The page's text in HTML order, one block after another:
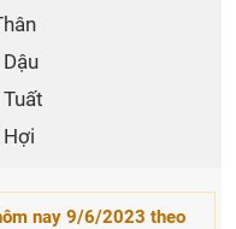
nay 9/6/2023 theo